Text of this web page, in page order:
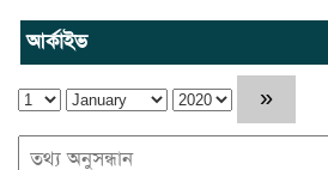
ব্রহ্মপুত্র নদে নিখোঁজ কৃষকের সন্ধান মেলেনি
রাঙ্গুনিয়ায় জুলাই গণঅভ্যুত্থান দিবস পালিত
পার্বতীপুরে জুলাই গণঅভ্যুত্থান দিবস পালন
আর্কাইভ